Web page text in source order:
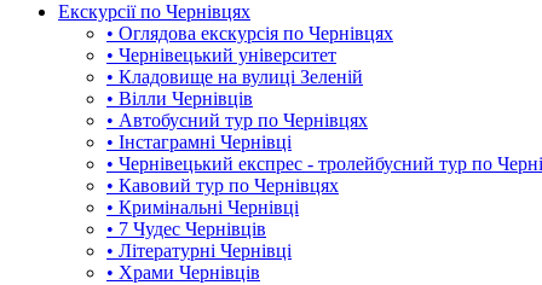
Екскурсії по Чернівцях
• Оглядова екскурсія по Чернівцях
• Чернівецький університет
• Кладовище на вулиці Зеленій
• Вілли Чернівців
• Автобусний тур по Чернівцях
• Інстаграмні Чернівці
• Чернівецький експрес - тролейбусний тур по
• Кавовий тур по Чернівцях
• Кримінальні Чернівці
• 7 Чудес Чернівців
• Літературні Чернівці
• Храми Чернівців